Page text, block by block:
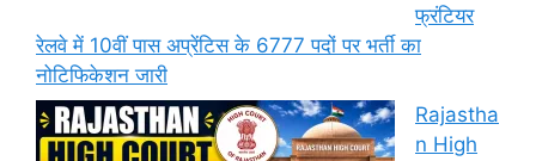
फ्रंटियर
रेलवे में 10वीं पास अप्रेंटिस के 6777 पदों पर भर्ती का
नोटिफिकेशन जारी
Rajastha
n High